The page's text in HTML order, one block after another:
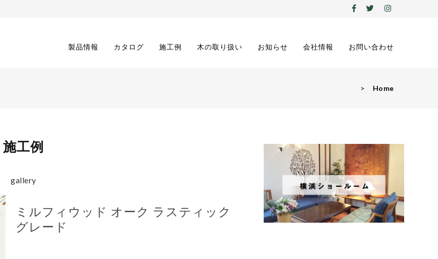
製品情報 カタログ 施工例 木の取り扱い お知らせ 会社情報 お問い合わせ
> Home
施工例
gallery
ミルフィウッド オーク ラスティック
グレード